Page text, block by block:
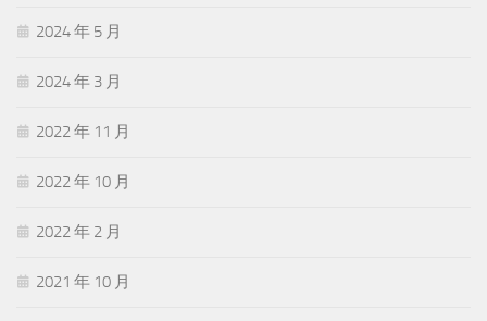
2024 年 5 月
2024 年 3 月
2022 年 11 月
2022 年 10 月
2022 年 2 月
2021 年 10 月